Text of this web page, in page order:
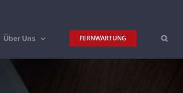
Über Uns FERNWARTUNG